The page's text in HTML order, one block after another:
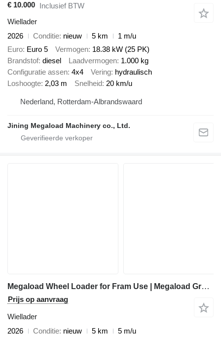
€ 10.000 Inclusief BTW
Wiellader
2026
Conditie nieuw 5 km
1 m/u
Euro Euro 5 Vermogen 18.38 kW (25 PK)
Brandstof diesel Laadvermogen 1.000 kg
Configuratie assen 4x4 Vering hydraulisch
Loshoogte 2,03 m Snelheid 20 km/u
Nederland, Rotterdam-Albrandswaard
Jining Megaload Machinery co., Ltd.
Megaload Wheel Loader for Fram Use | Megaload Group M1100 | Ideal for Cat
Prijs op aanvraag
Wiellader
2026
Conditie nieuw 5 km
5 m/u